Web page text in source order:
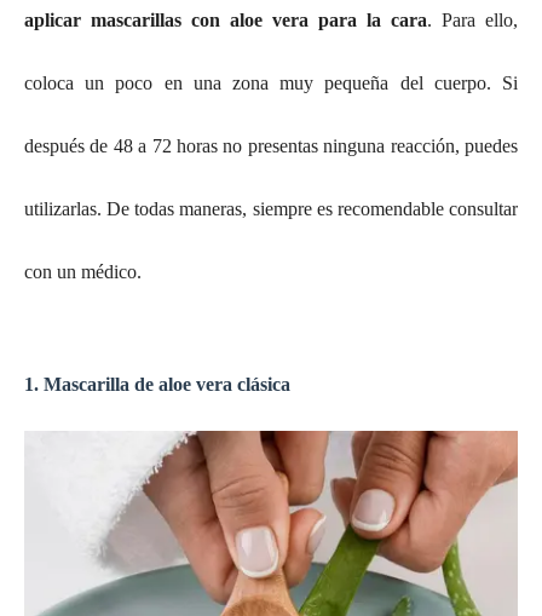
aplicar mascarillas con aloe vera para la cara. Para ello,
coloca un poco en una zona muy pequeña del cuerpo. Si
después de 48 a 72 horas no presentas ninguna reacción, puedes
utilizarlas. De todas maneras, siempre es recomendable consultar
con un médico.
1. Mascarilla de aloe vera clásica